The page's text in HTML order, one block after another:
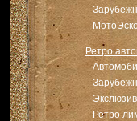
Ретро
Ретро